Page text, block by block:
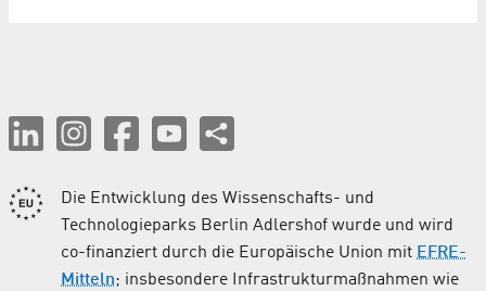
Die Entwicklung des Wissenschafts- und
Technologieparks Berlin Adlershof wurde und wird
co-finanziert durch die Europäische Union mit EFRE-
Mitteln; insbesondere Infrastrukturmaßnahmen wie